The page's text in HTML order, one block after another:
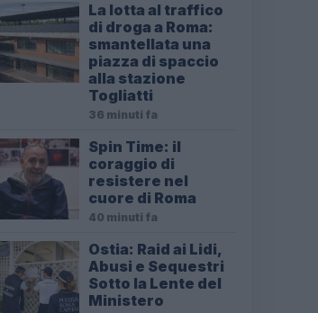
La lotta al traffico
di droga a Roma:
smantellata una
piazza di spaccio
alla stazione
Togliatti
36 minuti fa
Spin Time: il
coraggio di
resistere nel
cuore di Roma
40 minuti fa
Ostia: Raid ai Lidi,
Abusi e Sequestri
Sotto la Lente del
Ministero